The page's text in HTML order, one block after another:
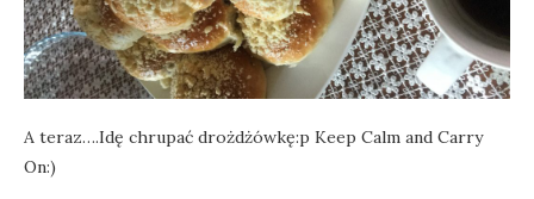
A teraz….Idę chrupać drożdżówkę:p Keep Calm and Carry
On:)